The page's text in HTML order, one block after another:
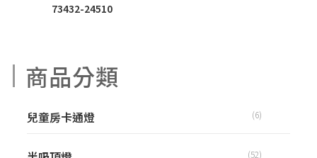
73432-24510
商品分類
兒童房卡通燈 (6)
(52)